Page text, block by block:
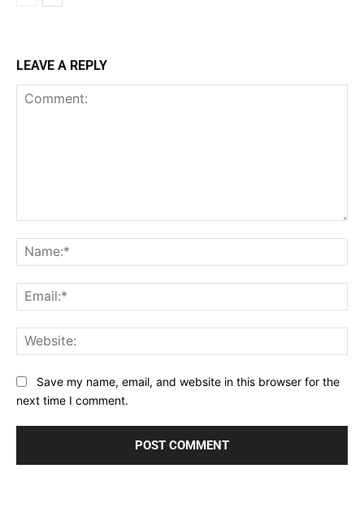
LEAVE A REPLY
Save my name, email, and website in this browser for the
next time I comment.